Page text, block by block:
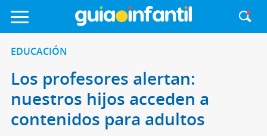
EDUCACIÓN
Los profesores alertan:
nuestros hijos acceden a
contenidos para adultos